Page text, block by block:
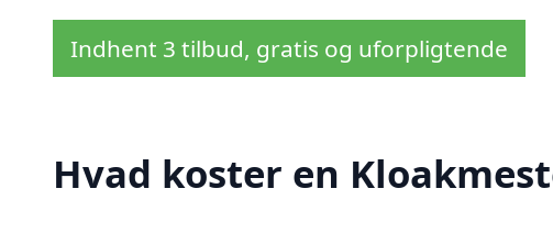
Indhent 3 tilbud, gratis og uforpligtende
Hvad koster en